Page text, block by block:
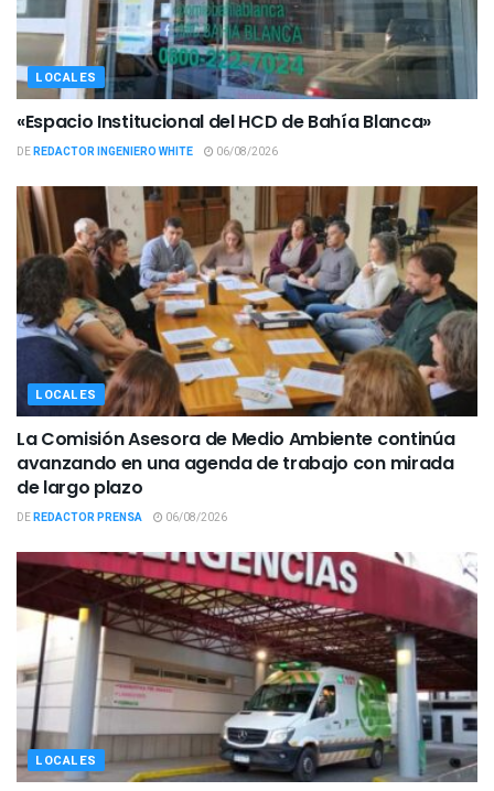
LOCALES
«Espacio Institucional del HCD de Bahía Blanca»
DEREDACTOR INGENIERO WHITE 06/08/2026
LOCALES
La Comisión Asesora de Medio Ambiente continúa
avanzando en una agenda de trabajo con mirada
de largo plazo
DEREDACTOR PRENSA 06/08/2026
LOCALES